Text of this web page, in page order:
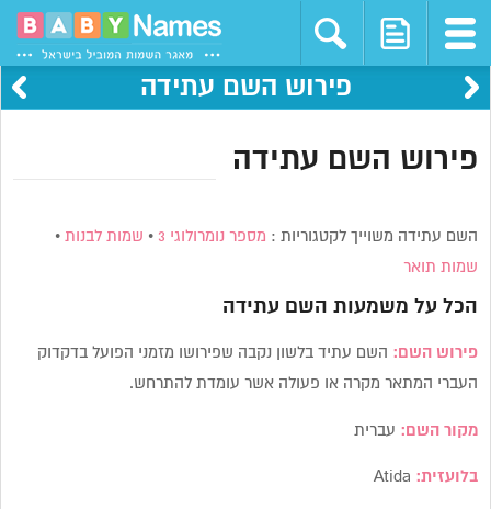
פירוש השם עתידה
פירוש השם עתידה
השם עתידה משוייך לקטגוריות : מספר נומרולוגי 3 • שמות לבנות •
שמות תואר
הכל על משמעות השם עתידה
פירוש השם: השם עתיד בלשון נקבה שפירושו מזמני הפועל בדקדוק
העברי המתאר מקרה או פעולה אשר עומדת להתרחש.
מקור השם: עברית
בלועזית: